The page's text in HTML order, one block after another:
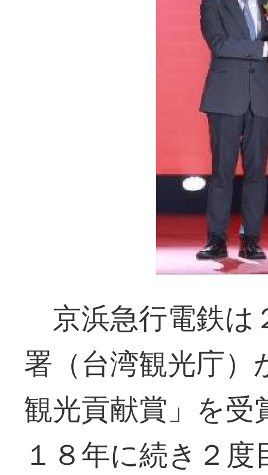
京浜急行電鉄は
署（台湾観光庁）
観光貢献賞」を
１８年に続き２